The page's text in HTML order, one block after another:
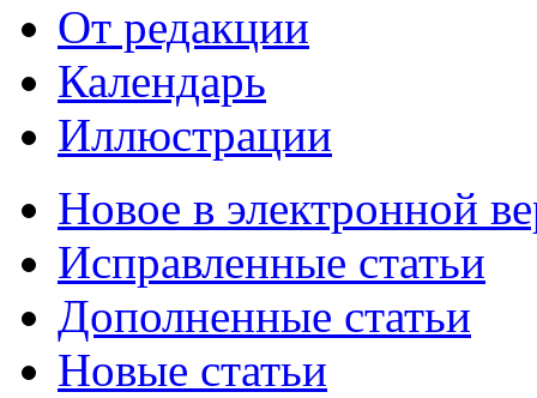
От редакции
Календарь
Иллюстрации
Новое в электронной
Исправленные статьи
Дополненные статьи
Новые статьи